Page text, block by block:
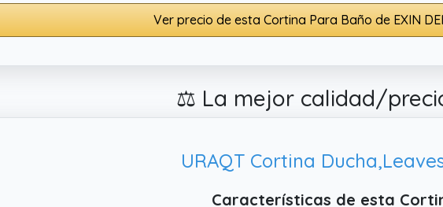
Ver precio de esta Cortina Para Baño de EXIN
⚖️ La mejor calidad/
URAQT Cortina
Características de esta